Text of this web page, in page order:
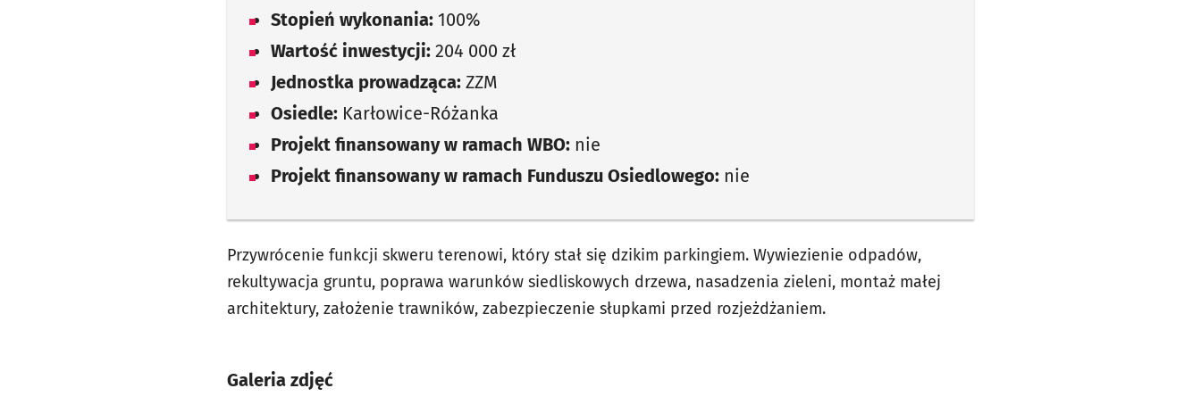
Stopień wykonania: 100%
Wartość inwestycji: 204 000 zł
Jednostka prowadząca: ZZM
Osiedle: Karłowice-Różanka
Projekt finansowany w ramach WBO: nie
Projekt finansowany w ramach Funduszu Osiedlowego: nie
Przywrócenie funkcji skweru terenowi, który stał się dzikim parkingiem. Wywiezienie odpadów,
rekultywacja gruntu, poprawa warunków siedliskowych drzewa, nasadzenia zieleni, montaż małej
architektury, założenie trawników, zabezpieczenie słupkami przed rozjeżdżaniem.
Galeria zdjęć